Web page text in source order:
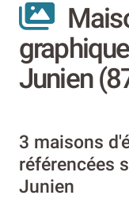
Junien
3 maisons
référencées
Junien